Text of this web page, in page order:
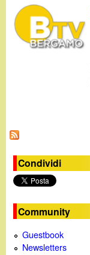
Condividi
Community
Guestbook
Newsletters